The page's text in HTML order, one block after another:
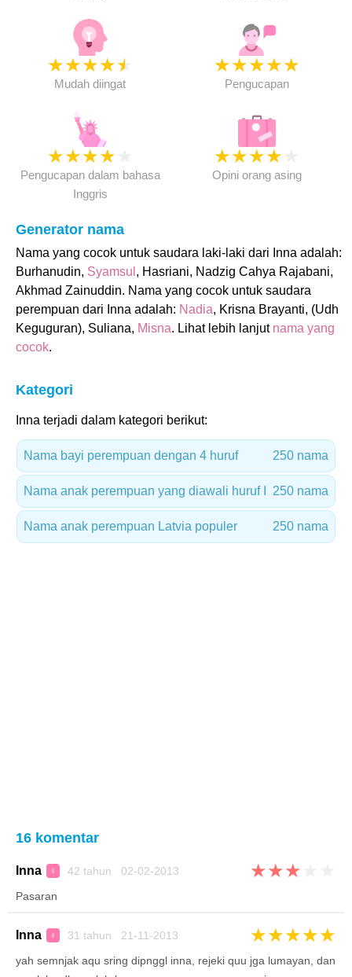
★★★★★
Mudah diingat
★★★★★
Pengucapan
★★★★
Pengucapan dalam bahasa
Inggris
★★★★
Opini orang asing
Generator nama
Nama yang cocok untuk saudara laki-laki dari Inna adalah:
Burhanudin, Syamsul , Hasriani, Nadzig Cahya Rajabani,
Akhmad Zainuddin. Nama yang cocok untuk saudara
perempuan dari Inna adalah: Nadia, Krisna Brayanti, (Udh
Keguguran), Suliana, Misna. Lihat lebih lanjut nama yang
cocok.
Kategori
Inna terjadi dalam kategori berikut:
Nama bayi perempuan dengan 4 huruf 250 nama
Nama anak perempuan yang diawali huruf I 250 nama
Nama anak perempuan Latvia populer 250 nama
16 komentar
Inna ♀ 42 tahun 02-02-2013 ★★★
Pasaran
Inna ♀ 31 tahun 21-11-2013 ★★★★★
yah semnjak aqu sring dipnggl inna, rejeki quu jga lumayan, dan